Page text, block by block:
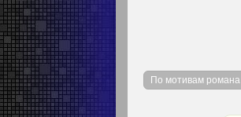
По мотивам романа